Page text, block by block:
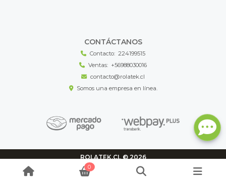
CONTÁCTANOS
Contacto: 224199515
Ventas: +56988030016
contacto@rolatek.cl
Somos una empresa en línea.
ROLATEK.CL © 2026
¿Te gusta mi tienda? Yo vendo con
0